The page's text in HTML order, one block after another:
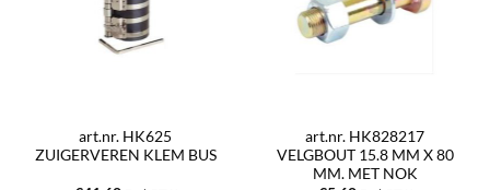
art.nr. HK625
ZUIGERVEREN KLEM BUS
art.nr. HK828217
VELGBOUT 15.8 MM X 80
MM. MET NOK